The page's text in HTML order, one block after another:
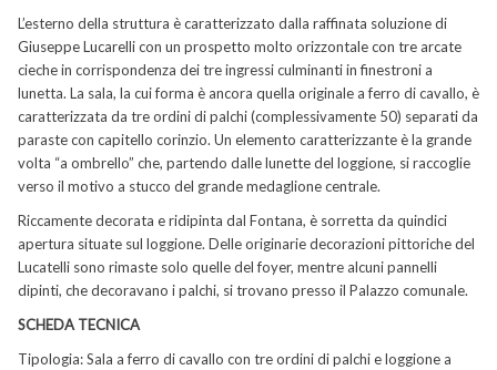
L’esterno della struttura è caratterizzato dalla raffinata soluzione di
Giuseppe Lucarelli con un prospetto molto orizzontale con tre arcate
cieche in corrispondenza dei tre ingressi culminanti in finestroni a
lunetta. La sala, la cui forma è ancora quella originale a ferro di cavallo, è
caratterizzata da tre ordini di palchi (complessivamente 50) separati da
paraste con capitello corinzio. Un elemento caratterizzante è la grande
volta “a ombrello” che, partendo dalle lunette del loggione, si raccoglie
verso il motivo a stucco del grande medaglione centrale.
Riccamente decorata e ridipinta dal Fontana, è sorretta da quindici
apertura situate sul loggione. Delle originarie decorazioni pittoriche del
Lucatelli sono rimaste solo quelle del foyer, mentre alcuni pannelli
dipinti, che decoravano i palchi, si trovano presso il Palazzo comunale.
SCHEDA TECNICA
Tipologia: Sala a ferro di cavallo con tre ordini di palchi e loggione a